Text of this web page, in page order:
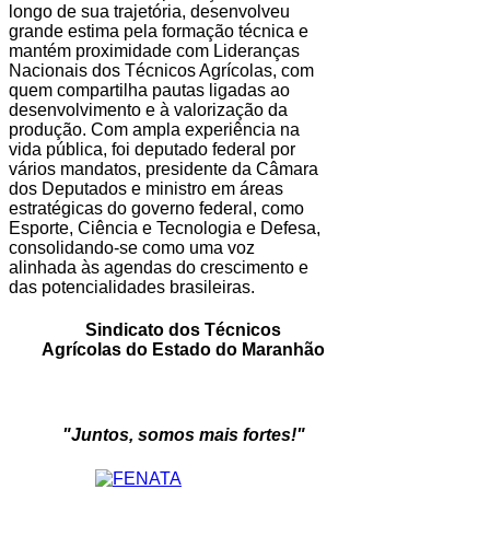
longo de sua trajetória, desenvolveu
grande estima pela formação técnica e
mantém proximidade com Lideranças
Nacionais dos Técnicos Agrícolas, com
quem compartilha pautas ligadas ao
desenvolvimento e à valorização da
produção. Com ampla experiência na
vida pública, foi deputado federal por
vários mandatos, presidente da Câmara
dos Deputados e ministro em áreas
estratégicas do governo federal, como
Esporte, Ciência e Tecnologia e Defesa,
consolidando-se como uma voz
alinhada às agendas do crescimento e
das potencialidades brasileiras.
Sindicato dos Técnicos
Agrícolas do Estado do Maranhão
"Juntos, somos mais fortes!"